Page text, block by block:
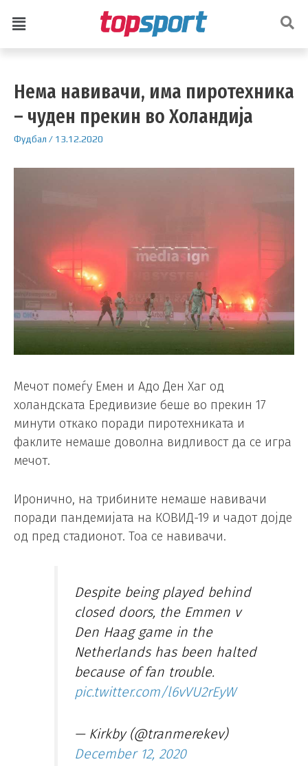
Нема навивачи, има пиротехника
– чуден прекин во Холандија
Фудбал / 13.12.2020
Мечот помеѓу Емен и Адо Ден Хаг од
холандската Ередивизие беше во прекин 17
минути откако поради пиротехниката и
факлите немаше доволна видливост да се игра
мечот.
Иронично, на трибините немаше навивачи
поради пандемијата на КОВИД-19 и чадот дојде
од пред стадионот. Тоа се навивачи.
Despite being played behind
closed doors, the Emmen v
Den Haag game in the
Netherlands has been halted
because of fan trouble.
pic.twitter.com/l6vVU2rEyW
— Kirkby (@tranmerekev)
December 12, 2020